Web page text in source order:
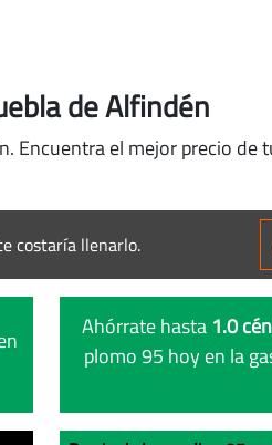
de Alfindén
Encuentra el mejor precio
costaría llenarlo.
Ahórrate hasta 1.0
plomo 95 hoy en la